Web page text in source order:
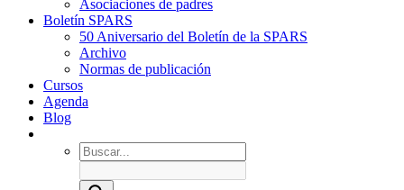
Asociaciones de padres
Boletín SPARS
50 Aniversario del Boletín de la SPARS
Archivo
Normas de publicación
Cursos
Agenda
Blog